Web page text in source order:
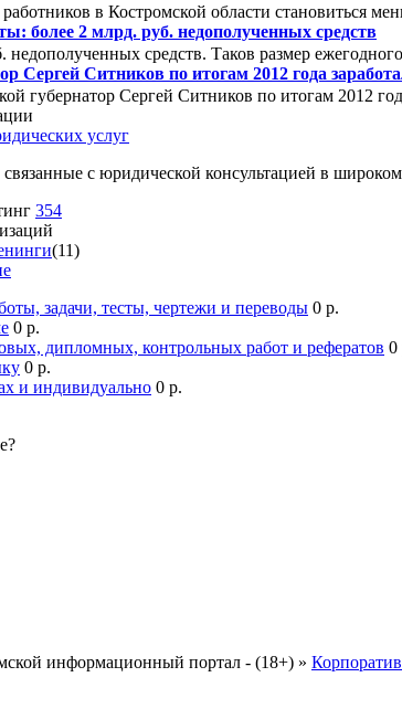
в Костромской области становиться
более 2 млрд. руб. недополученных средств
недополученных средств. Таков размер
Сергей Ситников по итогам 2012 года
губернатор Сергей Ситников по итогам 2012
услуг
с юридической консультацией в
354
(11)
задачи, тесты, чертежи и переводы 0 р.
0 р.
дипломных, контрольных работ и рефератов 0
0 р.
и индивидуально 0 р.
информационный портал - (18+) »